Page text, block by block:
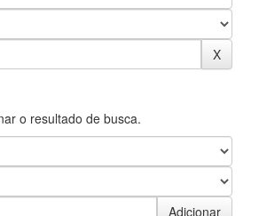
o resultado de busca.